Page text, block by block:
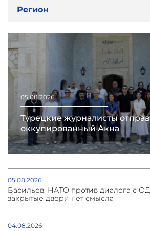
Регион
05.08.2026
Турецкие журналисты
оккупированный Акна
05.08.2026
Васильев: НАТО против диалога с
закрытые двери нет смысла
04.08.2026